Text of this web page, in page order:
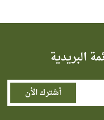
البريدية